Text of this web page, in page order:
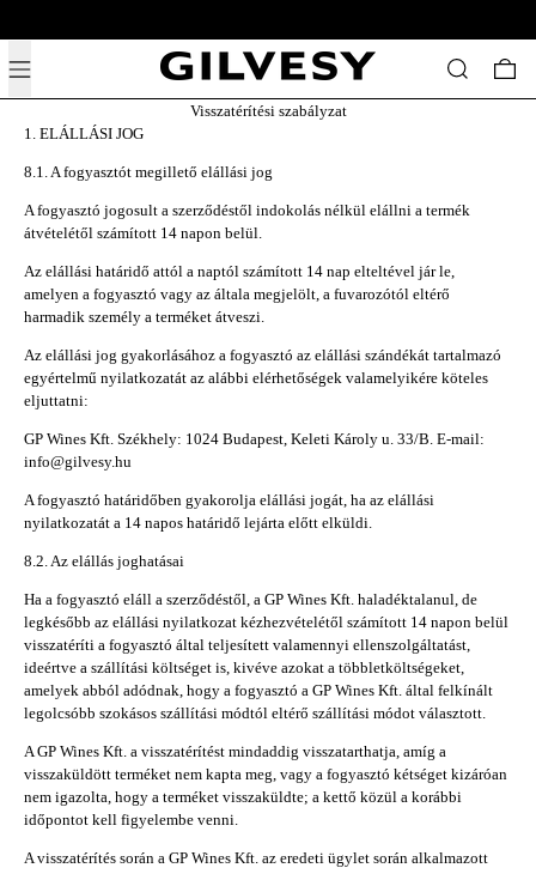
Menü Keresés 0
Visszatérítési szabályzat
ELÁLLÁSI JOG
8.1. A fogyasztót megillető elállási jog
A fogyasztó jogosult a szerződéstől indokolás nélkül elállni a termék
átvételétől számított 14 napon belül.
Az elállási határidő attól a naptól számított 14 nap elteltével jár le,
amelyen a fogyasztó vagy az általa megjelölt, a fuvarozótól eltérő
harmadik személy a terméket átveszi.
Az elállási jog gyakorlásához a fogyasztó az elállási szándékát tartalmazó
egyértelmű nyilatkozatát az alábbi elérhetőségek valamelyikére köteles
eljuttatni:
GP Wines Kft. Székhely: 1024 Budapest, Keleti Károly u. 33/B. E-mail:
info@gilvesy.hu
A fogyasztó határidőben gyakorolja elállási jogát, ha az elállási
nyilatkozatát a 14 napos határidő lejárta előtt elküldi.
8.2. Az elállás joghatásai
Ha a fogyasztó eláll a szerződéstől, a GP Wines Kft. haladéktalanul, de
legkésőbb az elállási nyilatkozat kézhezvételétől számított 14 napon belül
visszatéríti a fogyasztó által teljesített valamennyi ellenszolgáltatást,
ideértve a szállítási költséget is, kivéve azokat a többletköltségeket,
amelyek abból adódnak, hogy a fogyasztó a GP Wines Kft. által felkínált
legolcsóbb szokásos szállítási módtól eltérő szállítási módot választott.
A GP Wines Kft. a visszatérítést mindaddig visszatarthatja, amíg a
visszaküldött terméket nem kapta meg, vagy a fogyasztó kétséget kizáróan
nem igazolta, hogy a terméket visszaküldte; a kettő közül a korábbi
időpontot kell figyelembe venni.
A visszatérítés során a GP Wines Kft. az eredeti ügylet során alkalmazott